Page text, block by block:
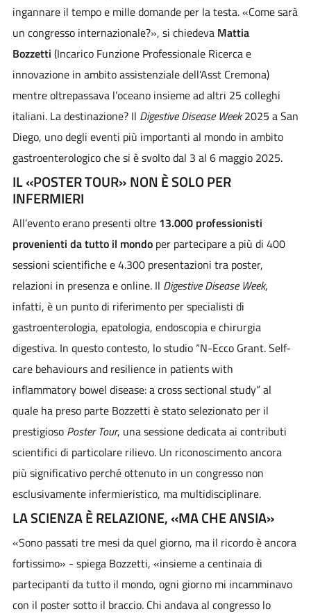
ingannare il tempo e mille domande per la testa. «Come sarà
un congresso internazionale?», si chiedeva Mattia
Bozzetti (Incarico Funzione Professionale Ricerca e
innovazione in ambito assistenziale dell’Asst Cremona)
mentre oltrepassava l’oceano insieme ad altri 25 colleghi
italiani. La destinazione? Il Digestive Disease Week2025 a San
Diego, uno degli eventi più importanti al mondo in ambito
gastroenterologico che si è svolto dal 3 al 6 maggio 2025.
IL «POSTER TOUR» NON È SOLO PER
INFERMIERI
All’evento erano presenti oltre 13.000 professionisti
provenienti da tutto il mondo per partecipare a più di 400
sessioni scientifiche e 4.300 presentazioni tra poster,
relazioni in presenza e online. Il Digestive Disease Week,
infatti, è un punto di riferimento per specialisti di
gastroenterologia, epatologia, endoscopia e chirurgia
digestiva. In questo contesto, lo studio “N-Ecco Grant. Self-
care behaviours and resilience in patients with
inflammatory bowel disease: a cross sectional study” al
quale ha preso parte Bozzetti è stato selezionato per il
prestigioso Poster Tour, una sessione dedicata ai contributi
scientifici di particolare rilievo. Un riconoscimento ancora
più significativo perché ottenuto in un congresso non
esclusivamente infermieristico, ma multidisciplinare.
LA SCIENZA È RELAZIONE, «MA CHE ANSIA»
«Sono passati tre mesi da quel giorno, ma il ricordo è ancora
fortissimo» - spiega Bozzetti, «insieme a centinaia di
partecipanti da tutto il mondo, ogni giorno mi incamminavo
con il poster sotto il braccio. Chi andava al congresso lo